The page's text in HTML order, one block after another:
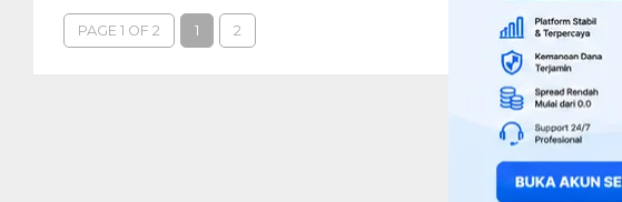
PAGE 1 OF 2 1 2